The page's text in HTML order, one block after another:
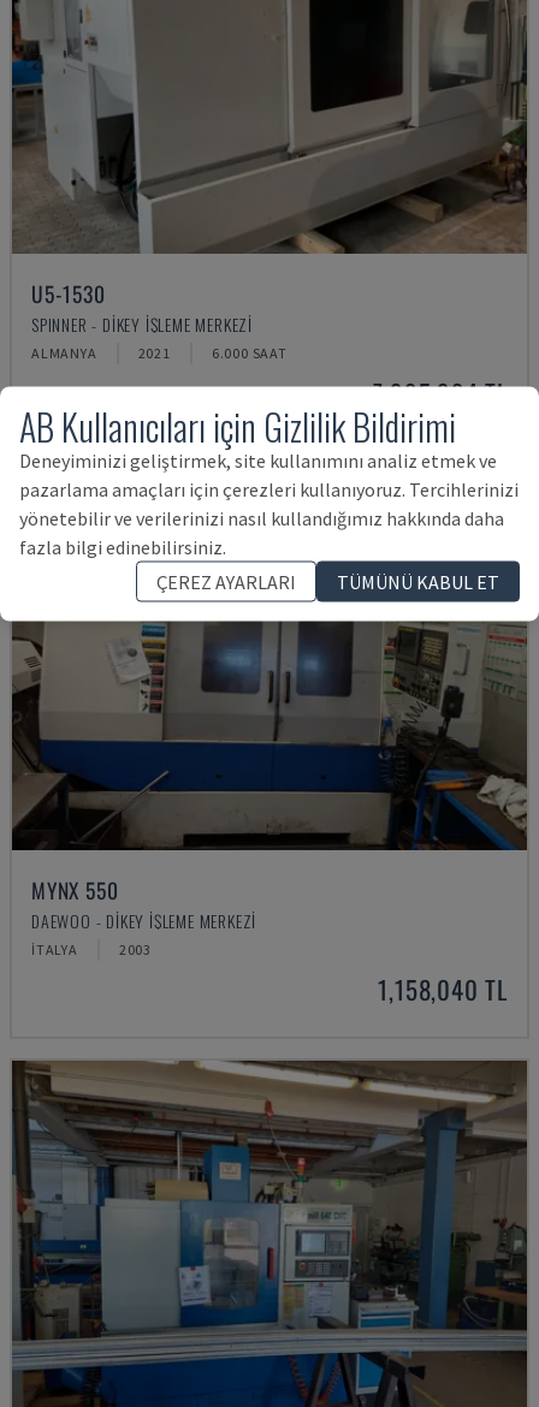
U5-1530
SPINNER - DIKEY İŞLEME MERKEZI
ALMANYA 2021 6.000 SAAT
7,995,994 TL
MYNX 550
DAEWOO - DIKEY İŞLEME MERKEZI
İTALYA 2003
1,158,040 TL
AB Kullanıcıları için Gizlilik Bildirimi
Deneyiminizi geliştirmek, site kullanımını analiz etmek ve
pazarlama amaçları için çerezleri kullanıyoruz. Tercihlerinizi
yönetebilir ve verilerinizi nasıl kullandığımız hakkında daha
fazla bilgi edinebilirsiniz.
ÇEREZ AYARLARI
TÜMÜNÜ KABUL ET